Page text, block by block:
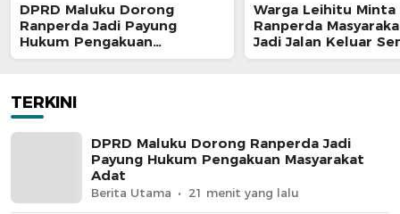
DPRD Maluku Dorong
Ranperda Jadi Payung
Hukum Pengakuan
Masyarakat Adat
Warga Leihitu Minta
Ranperda
Jadi Jalan Keluar
Enam Dusun
TERKINI
DPRD Maluku Dorong Ranperda Jadi
Payung Hukum Pengakuan Masyarakat
Adat
Berita Utama 21 menit yang lalu